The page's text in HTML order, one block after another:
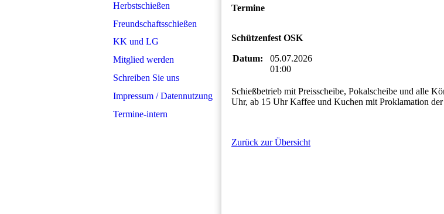
Herbstschießen
Freundschaftsschießen
KK und LG
Mitglied werden
Schreiben Sie uns
Impressum / Datennutzung
Termine-intern
Termine
Schützenfest OSK
Datum:
05.07.2026
01:00
Schießbetrieb mit Preisscheibe, Pokalscheibe und alle
Uhr, ab 15 Uhr Kaffee und Kuchen mit Proklamation der
Zurück zur Übersicht